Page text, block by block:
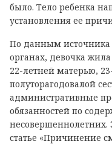
было. Тело ребенка
установления ее
По данным источника
органах, девочка
22-летней матерью,
полуторагодовалой
административные
обязанностей по
несовершеннолетних.
статье «Причинение